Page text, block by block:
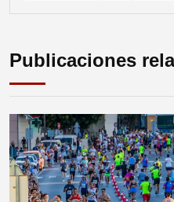
Publicaciones